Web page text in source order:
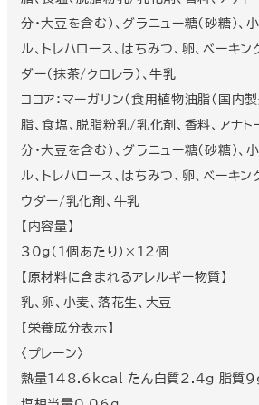
分・大豆を含む)、グラニュー糖(砂糖)、小
ル、トレハロース、はちみつ、卵、ベーキ
ダー（抹茶/クロレラ）、牛乳
ココア：マーガリン(食用植物油脂(国内
脂、食塩、脱脂粉乳/乳化剤、香料、アナ
分・大豆を含む)、グラニュー糖(砂糖)、小
ル、トレハロース、はちみつ、卵、ベーキ
ウダー/乳化剤、牛乳
【内容量】
30g（1個あたり）×12個
【原材料に含まれるアレルギー物質】
乳、卵、小麦、落花生、大豆
【栄養成分表示】
〈プレーン〉
熱量148.6kcal たん白質2.4g 脂質